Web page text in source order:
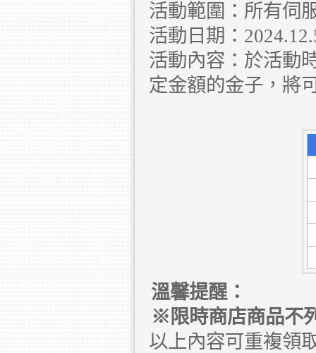
活動範圍：所有伺
活動日期：
活動內容：於活動
定金額的金子，將
溫馨提醒：
※限時商店商品不
以上內容可重複領